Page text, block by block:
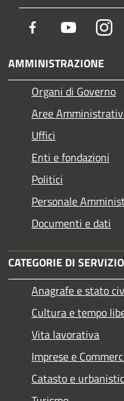
Facebook Youtube
AMMINISTRAZIONE
Organi di Governo
Aree
Uffici
Enti e fondazioni
Politici
Personale
Documenti e dati
CATEGORIE DI SERVIZIO
Anagrafe e stato
Cultura e tempo
Vita lavorativa
Imprese e
Catasto e